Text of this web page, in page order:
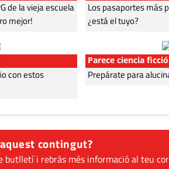
de la vieja escuela
mejor!
Los pasaportes más
¿está el tuyo?
con estos
Parece ciencia
Prepárate para
contingut?
butlletí i rebràs més informació al teu